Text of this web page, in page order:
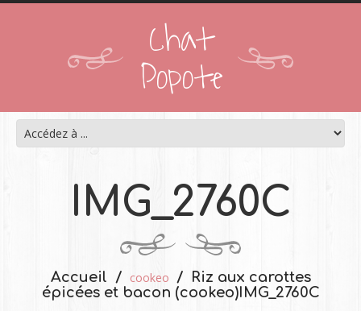
Chat
Popote
IMG_2760C
Accueil cookeo
Riz aux carottes
épicées et bacon (cookeo)IMG_2760C